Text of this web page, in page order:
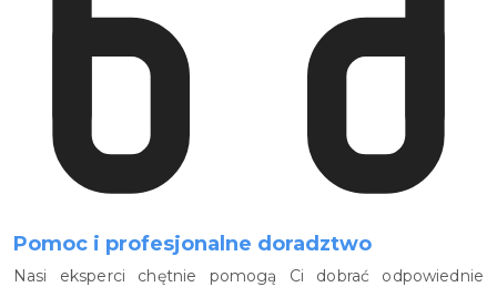
Pomoc i profesjonalne doradztwo
Nasi eksperci chętnie pomogą Ci dobrać odpowiednie